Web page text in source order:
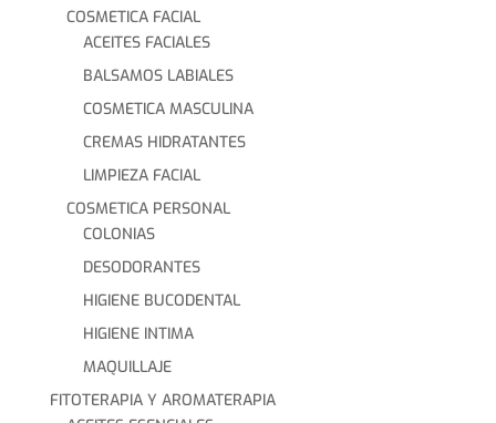
COSMETICA FACIAL
ACEITES FACIALES
BALSAMOS LABIALES
COSMETICA MASCULINA
CREMAS HIDRATANTES
LIMPIEZA FACIAL
COSMETICA PERSONAL
COLONIAS
DESODORANTES
HIGIENE BUCODENTAL
HIGIENE INTIMA
MAQUILLAJE
FITOTERAPIA Y AROMATERAPIA